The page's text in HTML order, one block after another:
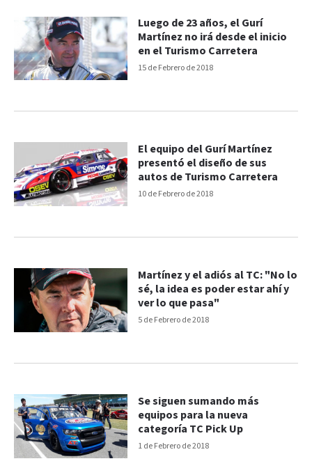
15 de Febrero de 2018
Luego de 23 años, el Gurí
Martínez no irá desde el inicio
en el Turismo Carretera
10 de Febrero de 2018
El equipo del Gurí Martínez
presentó el diseño de sus
autos de Turismo Carretera
5 de Febrero de 2018
Martínez y el adiós al TC: "No lo
sé, la idea es poder estar ahí y
ver lo que pasa"
1 de Febrero de 2018
Se siguen sumando más
equipos para la nueva
categoría TC Pick Up